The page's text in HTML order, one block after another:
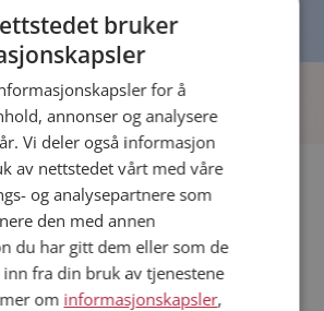
bruker
for å
annonser og analysere
Vi deler også informasjon
av nettstedet vårt med våre
og analysepartnere som
den med annen
du har gitt dem eller som de
fra din bruk av tjenestene
om informasjonskapsler,